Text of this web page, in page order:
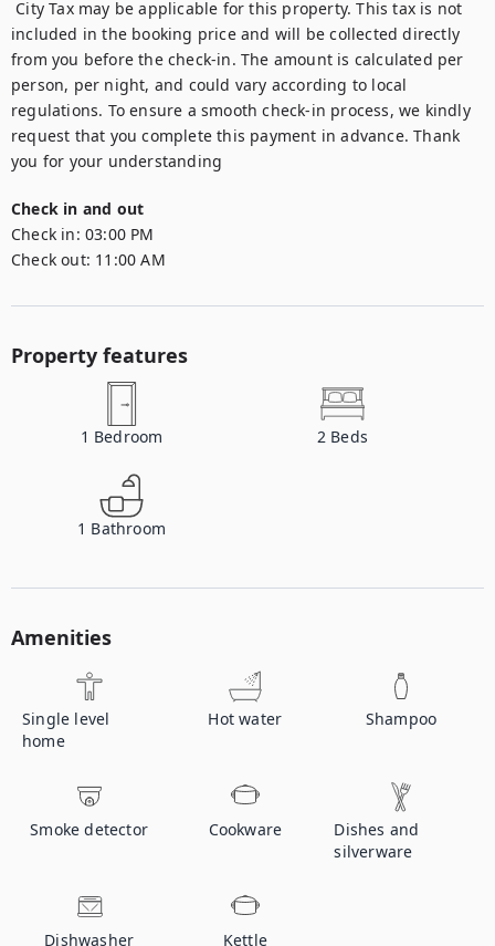
included in the booking price and will be collected directly
from you before the check-in. The amount is calculated per
person, per night, and could vary according to local
regulations. To ensure a smooth check-in process, we kindly
request that you complete this payment in advance. Thank
you for your understanding
Check in and out
Check in: 03:00 PM
Check out: 11:00 AM
Property features
1 Bedroom 2 Beds
1 Bathroom
Amenities
Single level
home
Hot water Shampoo
Smoke detector Cookware
Dishes and
silverware
Dishwasher Kettle